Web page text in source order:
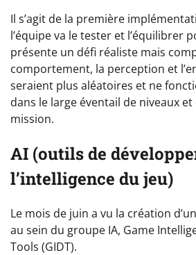
Il s’agit de la première
l’équipe va le tester et l’équilibrer
présente un défi réaliste mais
comportement, la perception et
seraient plus aléatoires et ne
dans le large éventail de niveaux
mission.
AI (outils de
l’intelligence du jeu)
Le mois de juin a vu la création
au sein du groupe IA, Game
Tools (GIDT).